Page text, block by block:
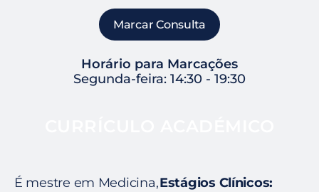
Marcar Consulta
Horário para Marcações
Segunda-feira: 14:30 - 19:30
É mestre em Medicina,Estágios Clínicos: